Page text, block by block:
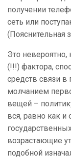
получении
сеть или
(Пояснительная
Это
(!!!) фактора,
средств связи
молчанием
вещей –
вся, равно как и
возрастающие
подобной